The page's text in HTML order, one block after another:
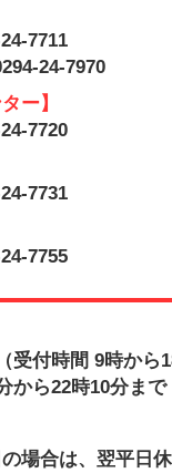
7711
24-7970
ー】
7720
7731
7755
受付時間 9時から
から22時10分まで
場合は、翌平日休